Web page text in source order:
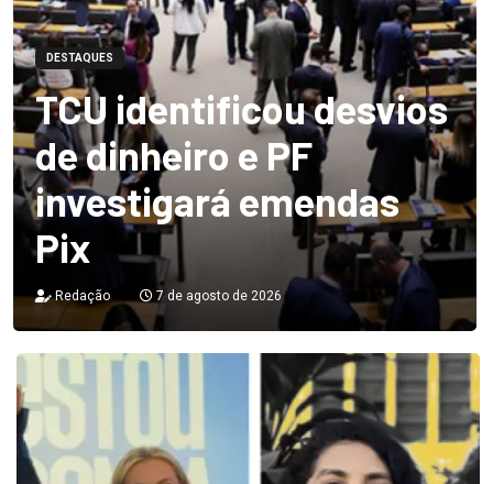
DESTAQUES
TCU identificou desvios
de dinheiro e PF
investigará emendas
Pix
Redação 7 de agosto de 2026